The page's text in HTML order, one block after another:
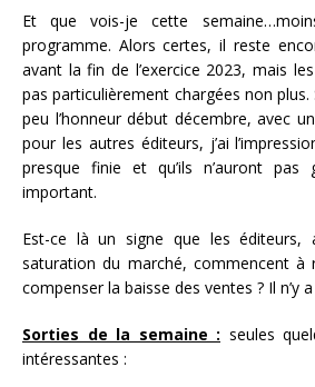
Et que vois-je cette
programme. Alors certes, il reste
avant la fin de l’exercice 2023, mais
pas particulièrement chargées non plus.
peu l’honneur début décembre, avec
pour les autres éditeurs, j’ai
presque finie et qu’ils n’auront pas
important.
Est-ce là un signe que les éditeurs,
saturation du marché, commencent à
compenser la baisse des ventes ? Il n’y
Sorties de la semaine : seules
intéressantes :